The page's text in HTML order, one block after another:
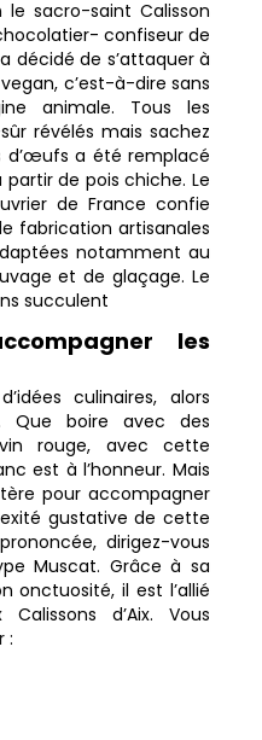
sacro-saint Calisson
confiseur de
décidé de s’attaquer à
c’est-à-dire sans
animale. Tous les
révélés mais sachez
d’œufs a été remplacé
de pois chiche. Le
de France confie
fabrication artisanales
notamment au
et de glaçage. Le
succulent
les
culinaires, alors
Que boire avec des
rouge, avec cette
est à l’honneur. Mais
pour accompagner
gustative de cette
dirigez-vous
Muscat. Grâce à sa
onctuosité, il est l’allié
d’Aix. Vous
: